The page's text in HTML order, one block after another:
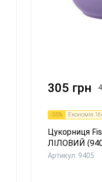
305 грн
-35% Економія
Цукорниця
ЛІЛОВИЙ
Артикул: 9405